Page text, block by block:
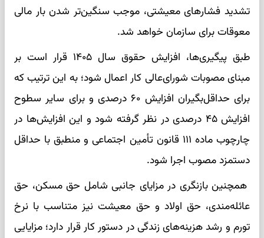
تشدید فشارهای معیشتی، موجب سنگین‌تر شدن بار مالی
معوقات برای سازمان خواهد شد.
طبق پیگیری‌ها، افزایش حقوق سال ۱۴۰۵ قرار است بر
مبنای مصوبات شورای‌عالی کار اعمال شود؛ به این ترتیب که
برای حداقل‌بگیران افزایش ۶۰ درصدی و برای سایر سطوح
افزایش ۴۵ درصدی در نظر گرفته شود و این افزایش‌ها در
چارچوب ماده ۱۱۱ قانون تأمین اجتماعی و منطبق با حداقل
دستمزد مصوب اجرا شود.
همچنین بازنگری در مزایای جانبی شامل حق مسکن، حق
عائله‌مندی، حق اولاد و حق معیشت نیز متناسب با نرخ
تورم و رشد هزینه‌های زندگی در دستور کار قرار دارد؛ مزایایی